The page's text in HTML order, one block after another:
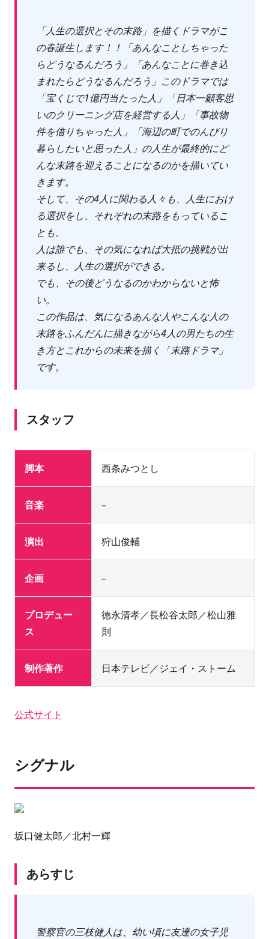
「人生の選択とその末路」を描くドラマがこ
の春誕生します！！「あんなことしちゃった
らどうなるんだろう」「あんなことに巻き込
まれたらどうなるんだろう」このドラマでは
「宝くじで1億円当たった人」「日本一顧客思
いのクリーニング店を経営する人」「事故物
件を借りちゃった人」「海辺の町でのんびり
暮らしたいと思った人」の人生が最終的にど
んな末路を迎えることになるのかを描いてい
きます。
そして、その4人に関わる人々も、人生におけ
る選択をし、それぞれの末路をもっているこ
とも。
人は誰でも、その気になれば大抵の挑戦が出
来るし、人生の選択ができる。
でも、その後どうなるのかわからないと怖
い。
この作品は、気になるあんな人やこんな人の
末路をふんだんに描きながら4人の男たちの生
き方とこれからの未来を描く「末路ドラマ」
です。
スタッフ
脚本 西条みつとし
音楽 –
演出 狩山俊輔
企画 –
プロデュー
ス
徳永清孝／長松谷太郎／松山雅
則
制作著作 日本テレビ／ジェイ・ストーム
公式サイト
シグナル
坂口健太郎／北村一輝
あらすじ
警察官の三枝健人は、幼い頃に友達の女子児